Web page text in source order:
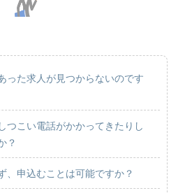
った求人が見つからないのです
つこい電話がかかってきたりし
？
、申込むことは可能ですか？